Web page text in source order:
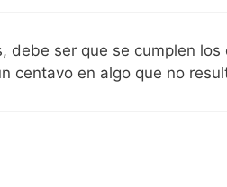
debe ser que se cumplen
centavo en algo que no